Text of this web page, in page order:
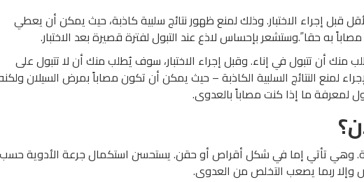
قبل إجراء الاختبار. وذلك لمنع ظهور نتائج سلبية كاذبة، حيث يمكن أن يعطي
به حقا ً.وستشعر بإحساس لاذع عند التبول لفترة قصيرة بعد الاختبار.
منك أن تتبول في إناء. وقبل إجراء الاختبار، سوف يُطلب منك أن لا تتبول على
لمنع النتائج السلبية الكاذبة – حيث يمكن أن تكون مصاباً بمرض السيلان
لمعرفة ما إذا كنت مصاباً بالعدوى.
وهي تأتي إما في شكل أقراص أو حقن. يستحسن استكمال جرعة الأدوية حسب
وإلا ربما يصعب التخلص من العدوى.